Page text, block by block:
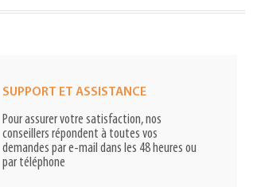
SUPPORT ET ASSISTANCE
Pour assurer votre satisfaction, nos
conseillers répondent à toutes vos
demandes par e-mail dans les 48 heures ou
par téléphone